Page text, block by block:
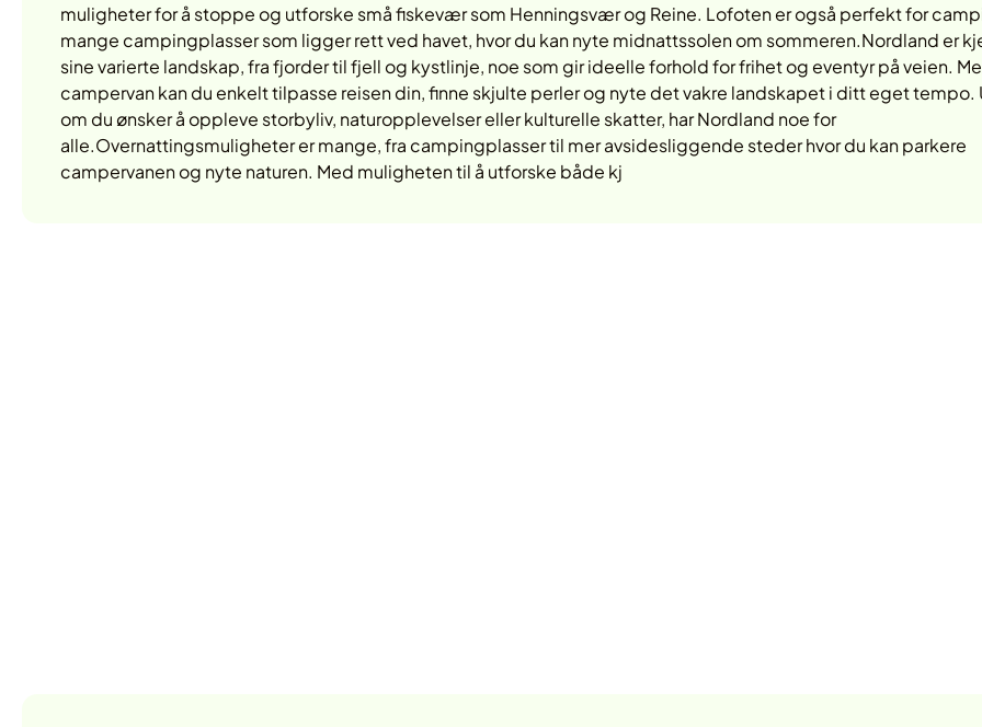
muligheter for å stoppe og utforske små fiskevær som Henningsvær og Reine. Lofoten er også perfekt for
mange campingplasser som ligger rett ved havet, hvor du kan nyte midnattssolen om sommeren.Nordland er
sine varierte landskap, fra fjorder til fjell og kystlinje, noe som gir ideelle forhold for frihet og eventyr på veien.
campervan kan du enkelt tilpasse reisen din, finne skjulte perler og nyte det vakre landskapet i ditt eget tempo.
om du ønsker å oppleve storbyliv, naturopplevelser eller kulturelle skatter, har Nordland noe for
alle.Overnattingsmuligheter er mange, fra campingplasser til mer avsidesliggende steder hvor du kan parkere
campervanen og nyte naturen. Med muligheten til å utforske både kj